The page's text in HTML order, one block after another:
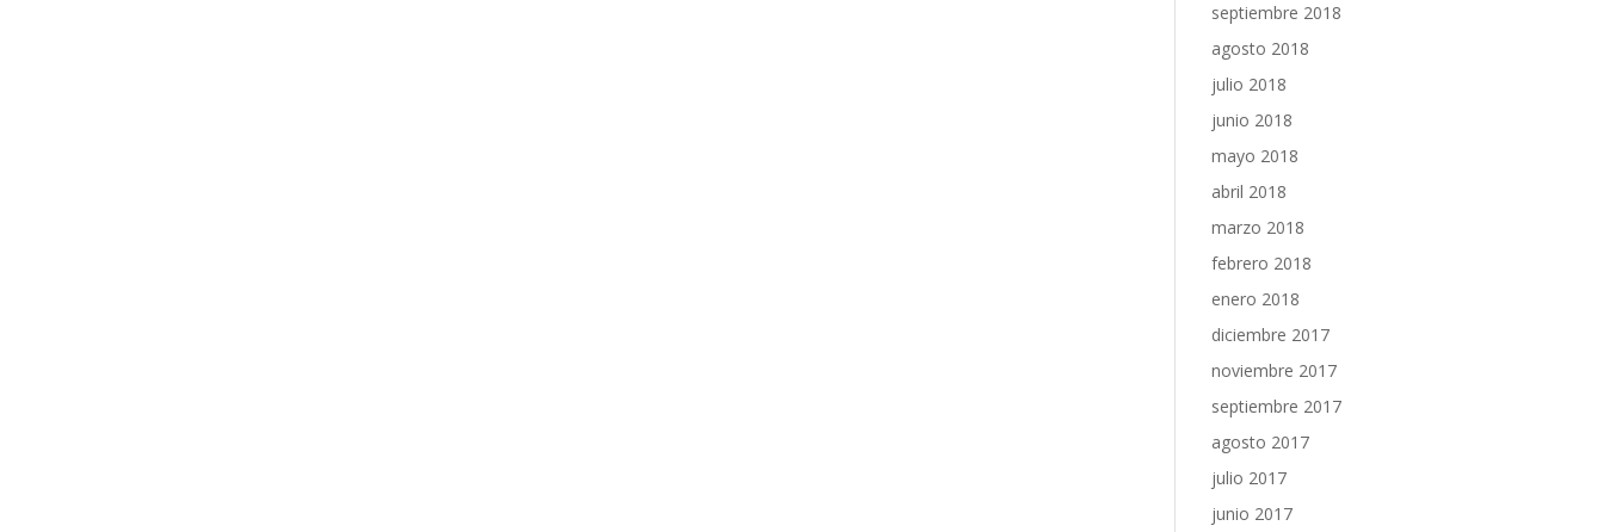
septiembre 2018
agosto 2018
julio 2018
junio 2018
mayo 2018
abril 2018
marzo 2018
febrero 2018
enero 2018
diciembre 2017
noviembre 2017
septiembre 2017
agosto 2017
julio 2017
junio 2017